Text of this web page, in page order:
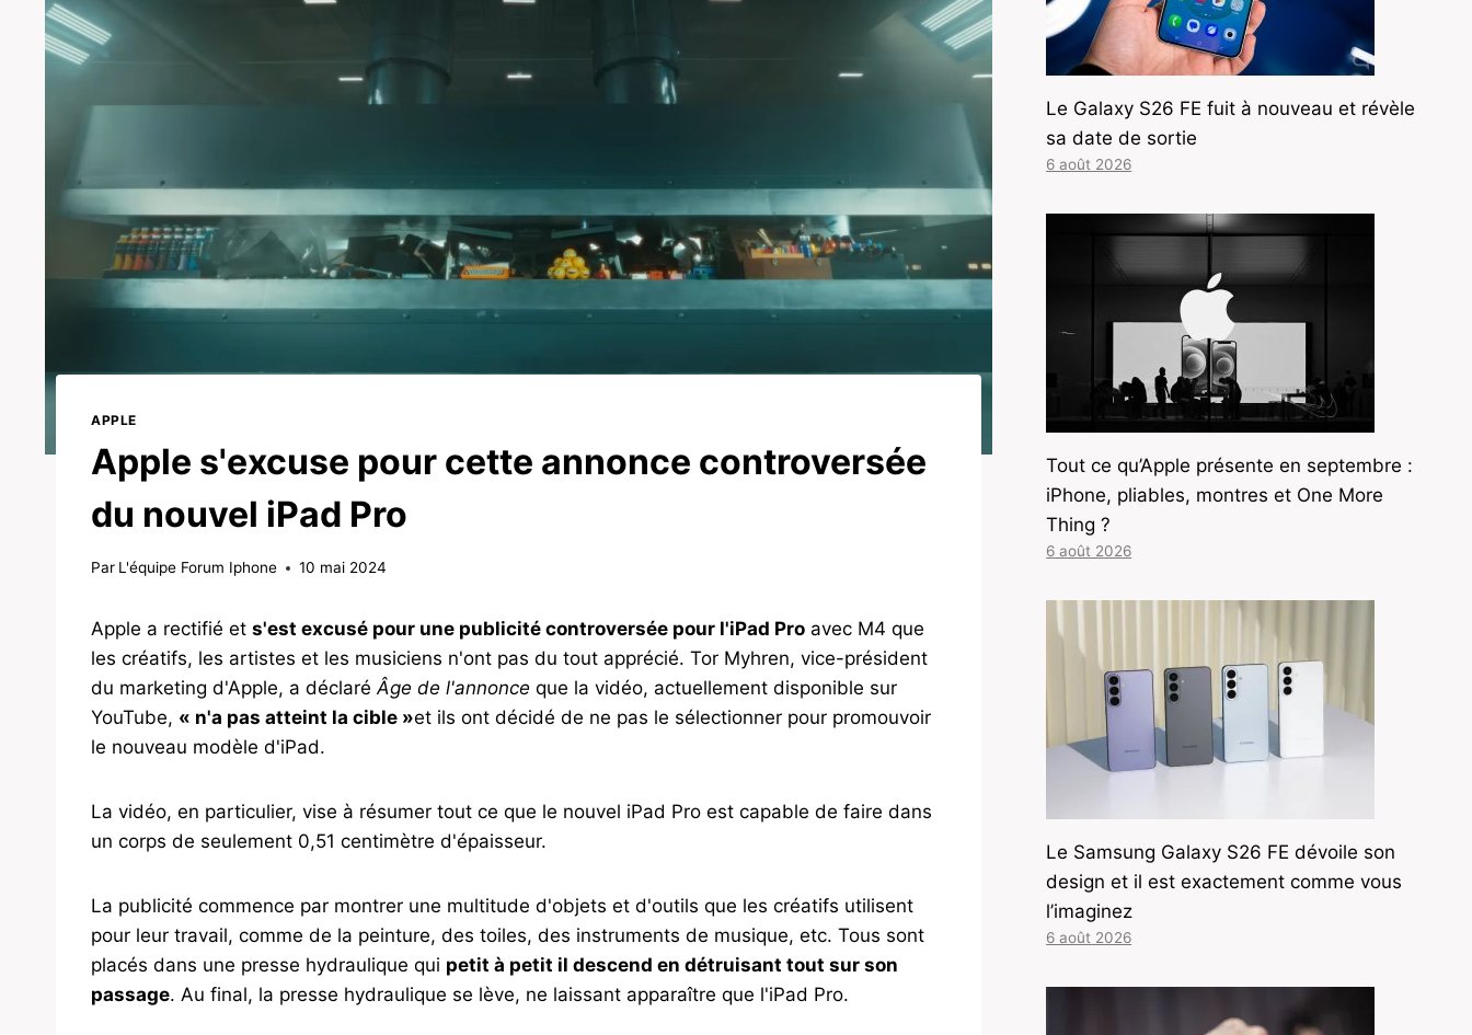
APPLE
Apple s'excuse pour cette annonce controversée
du nouvel iPad Pro
Par L'équipe Forum Iphone 10 mai 2024
Apple a rectifié et s'est excusé pour une publicité controversée pour l'iPad Pro avec M4 que
les créatifs, les artistes et les musiciens n'ont pas du tout apprécié. Tor Myhren, vice-président
du marketing d'Apple, a déclaréÂge de l'annonce que la vidéo, actuellement disponible sur
YouTube, « n'a pas atteint la cible »et ils ont décidé de ne pas le sélectionner pour promouvoir
le nouveau modèle d'iPad.
La vidéo, en particulier, vise à résumer tout ce que le nouvel iPad Pro est capable de faire dans
un corps de seulement 0,51 centimètre d'épaisseur.
La publicité commence par montrer une multitude d'objets et d'outils que les créatifs utilisent
pour leur travail, comme de la peinture, des toiles, des instruments de musique, etc. Tous sont
placés dans une presse hydraulique qui petit à petit il descend en détruisant tout sur son
passage. Au final, la presse hydraulique se lève, ne laissant apparaître que l'iPad Pro.
Le Galaxy S26 FE fuit à nouveau et révèle
sa date de sortie
6 août 2026
Tout ce qu’Apple présente en septembre :
iPhone, pliables, montres et One More
Thing ?
6 août 2026
Le Samsung Galaxy S26 FE dévoile son
design et il est exactement comme vous
l’imaginez
6 août 2026